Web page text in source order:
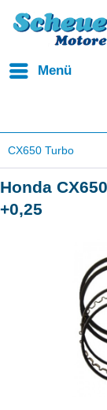
Menü
CX650 Turbo
Honda
+0,25